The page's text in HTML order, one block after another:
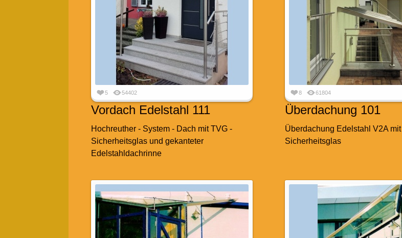
5 54402
Vordach Edelstahl 111
Hochreuther - System - Dach mit TVG -
Sicherheitsglas und gekanteter
Edelstahldachrinne
8 61804
Überdachung 101
Überdachung Edelstahl V2A mit
Sicherheitsglas